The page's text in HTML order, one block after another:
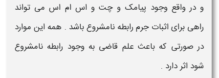
و در واقع وجود پیامک و چت و اس ام اس می تواند
راهی برایاثبات جرم رابطه نامشروعباشد . همه این موارد
در صورتی که باعث علم قاضی به وجود رابطه نامشروع
شود اثر دارد .